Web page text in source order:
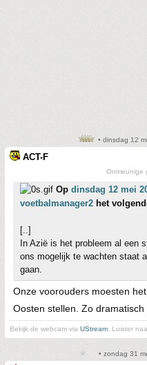
• dinsdag 12
ACT-F
Onmeunige
Op dinsdag 12 mei
voetbalmanager2 het
[..]
In Azië is het probleem al een
ons mogelijk te wachten staat
gaan.
Onze voorouders moesten
Oosten stellen. Zo dramatisch
Bekijk de webcam via UStream . Luister
• zondag 31